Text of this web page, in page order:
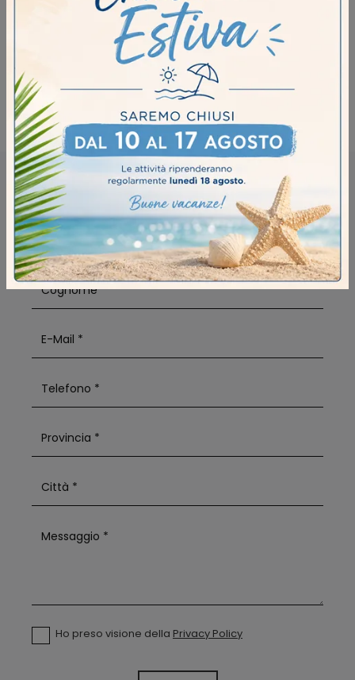
Librerie Pezzani Castelleone
Librerie Pezzani Manerbio
Librerie Pezzani Soresina
RICHIEDI MAGGIORI INFORMAZIONI
Ho preso visione della Privacy Policy